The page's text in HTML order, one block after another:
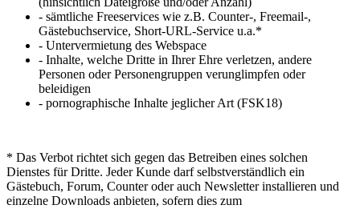
- sämtliche Freeservices wie z.B. Counter-, Freemail-,
Gästebuchservice, Short-URL-Service u.a.*
- Untervermietung des Webspace
- Inhalte, welche Dritte in Ihrer Ehre verletzen, andere
Personen oder Personengruppen verunglimpfen oder
beleidigen
- pornographische Inhalte jeglicher Art (FSK18)
* Das Verbot richtet sich gegen das Betreiben eines solchen
Dienstes für Dritte. Jeder Kunde darf selbstverständlich ein
Gästebuch, Forum, Counter oder auch Newsletter installieren und
einzelne Downloads anbieten, sofern dies zum